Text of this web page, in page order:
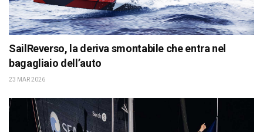
SailReverso, la deriva smontabile che entra nel
bagagliaio dell’auto
23 MAR 2026